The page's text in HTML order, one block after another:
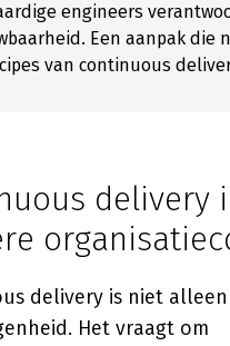
engineers
Een aanpak die
van continuous
delivery
delivery is niet
Het vraagt om